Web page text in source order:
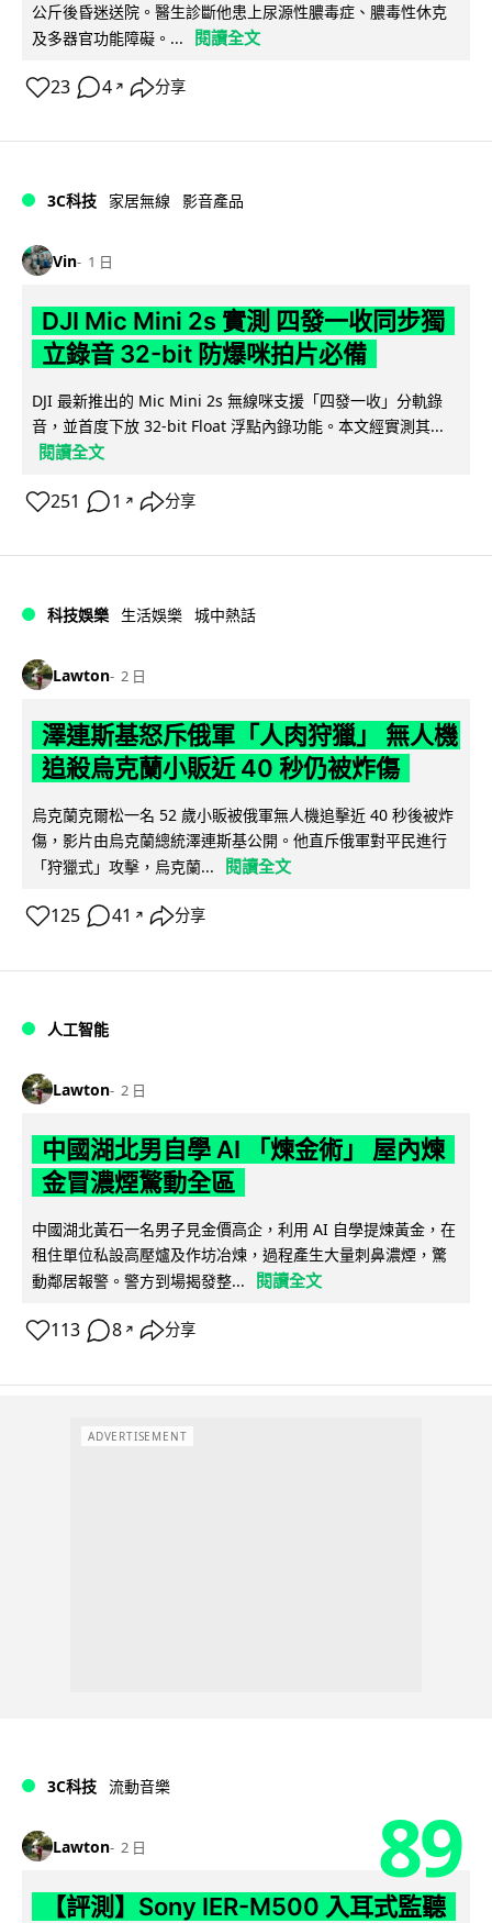
公斤後昏迷送院。醫生診斷他患上尿源性膿毒症、膿毒性休克
及多器官功能障礙。...
閱讀全文
23 4 ↗ 分享
3C科技 家居無線 影音產品
Vin 1 日
DJI Mic Mini 2s 實測 四發一收同步獨
立錄音 32-bit 防爆咪拍片必備
DJI 最新推出的 Mic Mini 2s 無線咪支援「四發一收」分軌錄
音，並首度下放 32-bit Float 浮點內錄功能。本文經實測其...
閱讀全文
251 1 ↗ 分享
科技娛樂 生活娛樂 城中熱話
Lawton 2 日
澤連斯基怒斥俄軍「人肉狩獵」 無人機
追殺烏克蘭小販近 40 秒仍被炸傷
烏克蘭克爾松一名 52 歲小販被俄軍無人機追擊近 40 秒後被炸
傷，影片由烏克蘭總統澤連斯基公開。他直斥俄軍對平民進行
「狩獵式」攻擊，烏克蘭...
閱讀全文
125 41 ↗ 分享
人工智能
Lawton 2 日
中國湖北男自學 AI 「煉金術」 屋內煉
金冒濃煙驚動全區
中國湖北黃石一名男子見金價高企，利用 AI 自學提煉黃金，在
租住單位私設高壓爐及作坊冶煉，過程產生大量刺鼻濃煙，驚
動鄰居報警。警方到場揭發整...
閱讀全文
113 8 ↗ 分享
ADVERTISEMENT
3C科技 流動音樂
Lawton 2 日 89
【評測】Sony IER-M500 入耳式監聽